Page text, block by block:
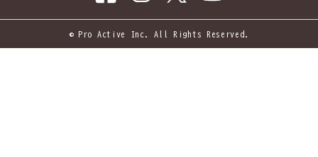
© Pro Active Inc. All Rights Reserved.